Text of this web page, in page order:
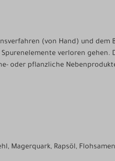
(von Hand) und
verloren
oder pflanzliche
Magerquark, Rapsöl,